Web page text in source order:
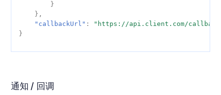
}
},
"callbackUrl" :
"https://api.client.com/
}
通知 / 回调